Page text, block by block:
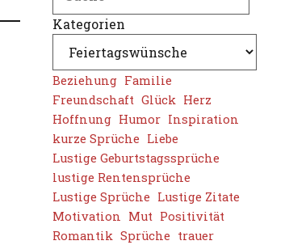
Kategorien
Beziehung Familie
Freundschaft Glück Herz
Hoffnung Humor Inspiration
kurze Sprüche Liebe
Lustige Geburtstagssprüche
lustige Rentensprüche
Lustige Sprüche Lustige Zitate
Motivation Mut Positivität
Romantik Sprüche trauer